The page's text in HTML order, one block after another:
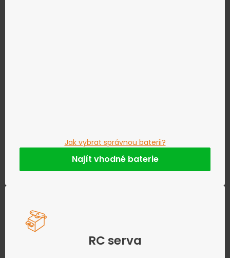
Jak vybrat správnou baterii?
Najít vhodné baterie
RC serva